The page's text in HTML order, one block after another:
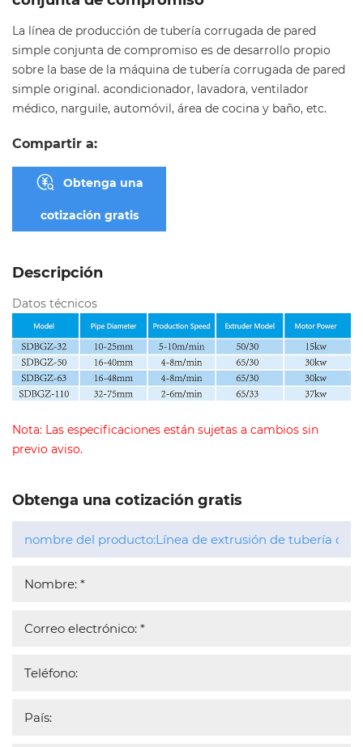
La línea de producción de tubería corrugada de pared
simple conjunta de compromiso es de desarrollo propio
sobre la base de la máquina de tubería corrugada de pared
simple original. acondicionador, lavadora, ventilador
médico, narguile, automóvil, área de cocina y baño, etc.
Compartir a:
Obtenga una
cotización gratis
Descripción
Datos técnicos
Nota: Las especificaciones están sujetas a cambios sin
previo aviso.
Obtenga una cotización gratis